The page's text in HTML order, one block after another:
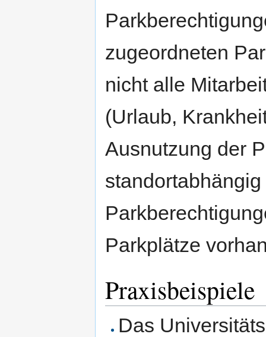
zugeordneten
nicht alle
(Urlaub,
Ausnutzung der
Parkplätze
Praxisbeispiele
Das